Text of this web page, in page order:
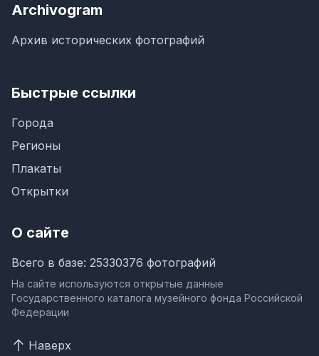
Archivogram
Архив исторических фотографий
Быстрые ссылки
Города
Регионы
Плакаты
Открытки
О сайте
Всего в базе: 25330376 фотографий
На сайте используются открытые данные
Государственного каталога музейного фонда Российской
Федерации
Наверх